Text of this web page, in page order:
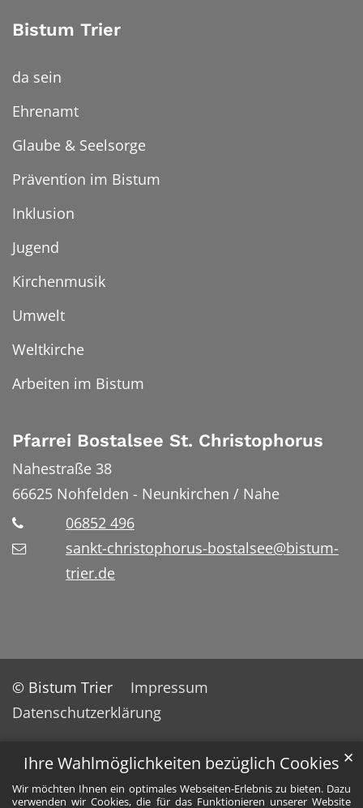
Ihre Wahlmöglichkeiten bezüglich Cookies
Wir möchten Ihnen ein optimales Webseiten-Erlebnis zu bieten. Dazu
verwenden wir Cookies, die für das Funktionieren unserer Website
✕
Bistum Trier
da sein
Ehrenamt
Glaube & Seelsorge
Prävention im Bistum
Inklusion
Jugend
Kirchenmusik
Umwelt
Weltkirche
Arbeiten im Bistum
Pfarrei Bostalsee St. Christophorus
Nahestraße 38
66625 Nohfelden - Neunkirchen / Nahe
06852 496
sankt-christophorus-bostalsee@bistum-
trier.de
© Bistum Trier
Impressum
Datenschutzerklärung